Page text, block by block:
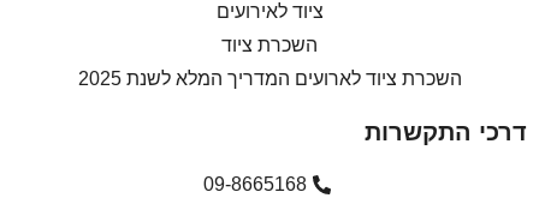
ציוד לאירועים
השכרת ציוד
השכרת ציוד לארועים המדריך המלא לשנת 2025
דרכי התקשרות
09-8665168